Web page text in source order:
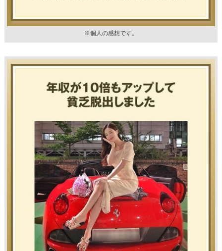
※個人の感想です。